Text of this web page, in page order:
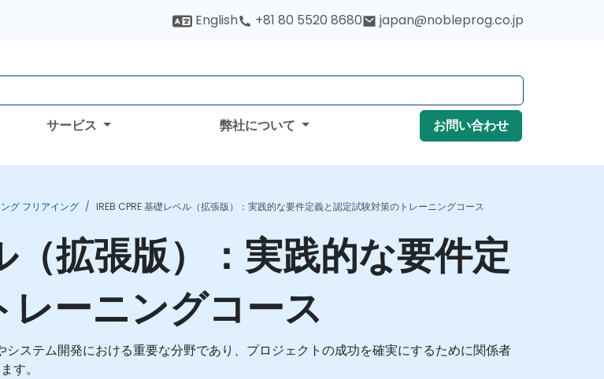
English +81 80 5520 8680 japan@nobleprog.co.jp
サービス 弊社について お問い合わせ
グ フリアイング IREB CPRE 基礎レベル（拡張版）：実践的な要件定義と認定試験対策のトレーニングコース
（拡張版）：実践的な要件定
ーニングコース
ステム開発における重要な分野であり、プロジェクトの成功を確実にするために関係者
す。